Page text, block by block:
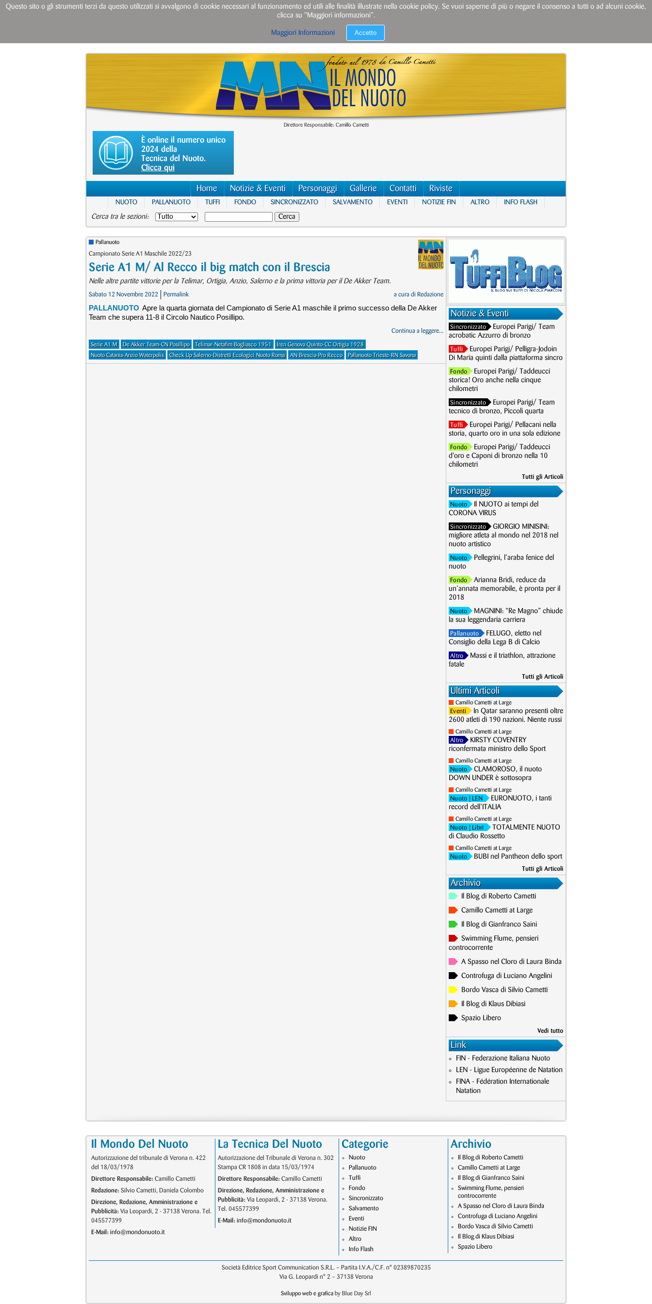
Direttore Responsabile: Camillo Cametti
È online il numero unico
2024 della
Tecnica del Nuoto.
Clicca qui
Home Notizie & Eventi Personaggi Gallerie Contatti Riviste
NUOTO PALLANUOTO TUFFI FONDO SINCRONIZZATO SALVAMENTO EVENTI NOTIZIE FIN ALTRO INFO FLASH
Cerca tra le sezioni:
Pallanuoto
Campionato Serie A1 Maschile 2022/23
Serie A1 M/ Al Recco il big match con il Brescia
Nelle altre partite vittorie per la Telimar, Ortigia, Anzio, Salerno e la prima vittoria per il De Akker Team.
Sabato 12 Novembre 2022 Permalink a cura di Redazione
PALLANUOTO Apre la quarta giornata del Campionato di Serie A1 maschile il primo successo della De Akker
Team che supera 11-8 il Circolo Nautico Posillipo.
Continua a leggere...
Serie A1 M De Akker Team-CN Posillipo Telimar-Netafim Bogliasco 1951
Iren Genova Quinto-CC Ortigia 1928
Nuoto Catania-Anzio Waterpolis
Check Up Salerno-Distretti Ecologici Nuoto Roma AN Brescia-Pro Recco Pallanuoto Trieste-RN Savona
Notizie & Eventi
Sincronizzato
Europei Parigi/ Team
acrobatic Azzurro di bronzo
Tuffi
Europei Parigi/ Pelligra-Jodoin
Di Maria quinti dalla piattaforma sincro
Fondo
Europei Parigi/ Taddeucci
storica! Oro anche nella cinque
chilometri
Sincronizzato
Europei Parigi/ Team
tecnico di bronzo, Piccoli quarta
Tuffi
Europei Parigi/ Pellacani nella
storia, quarto oro in una sola edizione
Fondo
Europei Parigi/ Taddeucci
d'oro e Caponi di bronzo nella 10
chilometri
Tutti gli Articoli
Personaggi
Nuoto
Il NUOTO ai tempi del
CORONA VIRUS
Sincronizzato
GIORGIO MINISINI:
migliore atleta al mondo nel 2018 nel
nuoto artistico
Nuoto
Pellegrini, l’araba fenice del
nuoto
Fondo
Arianna Bridi, reduce da
un’annata memorabile, è pronta per il
2018
Nuoto
MAGNINI: “Re Magno” chiude
la sua leggendaria carriera
Pallanuoto
FELUGO, eletto nel
Consiglio della Lega B di Calcio
Altro
Massi e il triathlon, attrazione
fatale
Tutti gli Articoli
Ultimi Articoli
Camillo Cametti at Large
Eventi
In Qatar saranno presenti oltre
2600 atleti di 190 nazioni. Niente russi
Camillo Cametti at Large
Altro
KIRSTY COVENTRY
riconfermata ministro dello Sport
Camillo Cametti at Large
Nuoto
CLAMOROSO, il nuoto
DOWN UNDER è sottosopra
Camillo Cametti at Large
Nuoto | LEN
EURONUOTO, i tanti
record dell’ITALIA
Camillo Cametti at Large
Nuoto | Libri
TOTALMENTE NUOTO
di Claudio Rossetto
Camillo Cametti at Large
Nuoto BUBI nel Pantheon dello sport
Tutti gli Articoli
Archivio
Il Blog di Roberto Cametti
Camillo Cametti at Large
Il Blog di Gianfranco Saini
Swimming Flume, pensieri
controcorrente
A Spasso nel Cloro di Laura Binda
Controfuga di Luciano Angelini
Bordo Vasca di Silvio Cametti
Il Blog di Klaus Dibiasi
Spazio Libero
Vedi tutto
Link
FIN - Federazione Italiana Nuoto
LEN - Ligue Européenne de Natation
FINA - Fédération Internationale
Natation
Il Mondo Del Nuoto
Autorizzazione del tribunale di Verona n. 422
del 18/03/1978
Direttore Responsabile: Camillo Cametti
Redazione: Silvio Cametti, Daniela Colombo
Direzione, Redazione, Amministrazione e
Pubblicità: Via Leopardi, 2 - 37138 Verona. Tel.
045577399
E-Mail: info@mondonuoto.it
La Tecnica Del Nuoto
Autorizzazione del Tribunale di Verona n. 302
Stampa CR 1808 in data 15/03/1974
Direttore Responsabile: Camillo Cametti
Direzione, Redazione, Amministrazione e
Pubblicità: Via Leopardi, 2 - 37138 Verona.
Tel. 045577399
E-Mail: info@mondonuoto.it
Categorie
Nuoto
Pallanuoto
Tuffi
Fondo
Sincronizzato
Salvamento
Eventi
Notizie FIN
Altro
Info Flash
Archivio
Il Blog di Roberto Cametti
Camillo Cametti at Large
Il Blog di Gianfranco Saini
Swimming Flume, pensieri
controcorrente
A Spasso nel Cloro di Laura Binda
Controfuga di Luciano Angelini
Bordo Vasca di Silvio Cametti
Il Blog di Klaus Dibiasi
Spazio Libero
Società Editrice Sport Communication S.R.L. – Partita I.V.A./C.F. n° 02389870235
Via G. Leopardi n° 2 – 37138 Verona
Sviluppo web e grafica by Blue Day Srl
Questo sito o gli strumenti terzi da questo utilizzati si avvalgono di cookie necessari al funzionamento ed utili alle finalità illustrate nella cookie policy. Se vuoi saperne di più o negare il consenso a tutti o ad alcuni cookie,
clicca su "Maggiori informazioni”.
Maggiori Informazioni Accetto